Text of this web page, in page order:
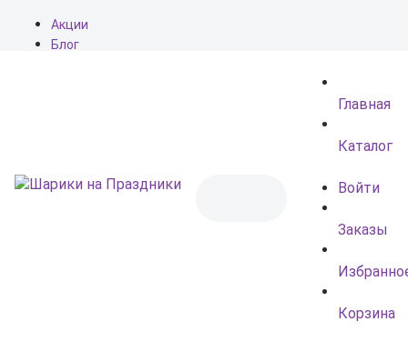
Акции
Блог
Главная
Каталог
Войти
Заказы
Корзина